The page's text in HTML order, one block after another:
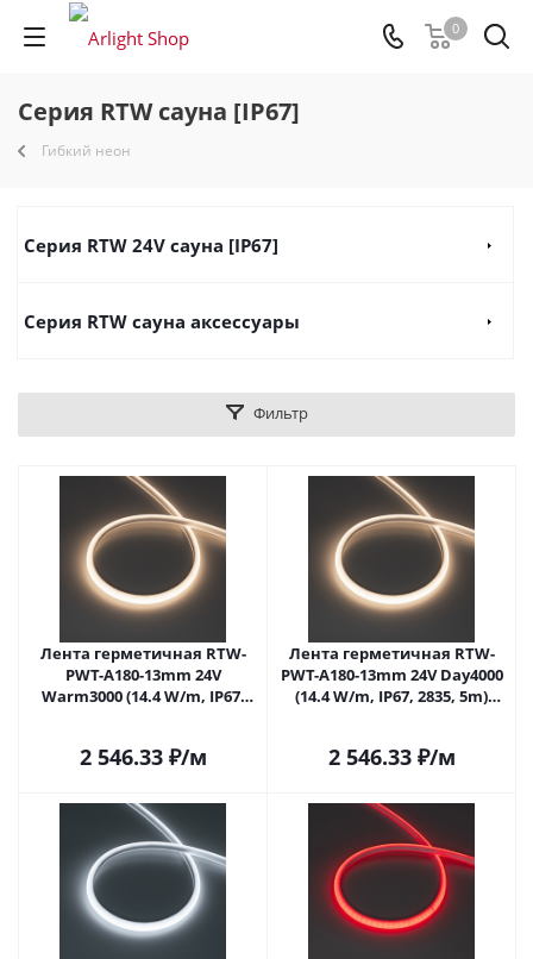
0
Серия RTW сауна [IP67]
Гибкий неон
Серия RTW 24V сауна [IP67]
Серия RTW сауна аксессуары
Фильтр
Лента герметичная RTW-
PWT-A180-13mm 24V
Warm3000 (14.4 W/m, IP67,
2 546.33₽/м
Лента герметичная RTW-
PWT-A180-13mm 24V Day4000
(14.4 W/m, IP67, 2835, 5m)
2 546.33₽/м